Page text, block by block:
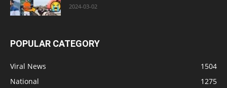
2024-03-02
POPULAR CATEGORY
Viral News
1504
National
1275